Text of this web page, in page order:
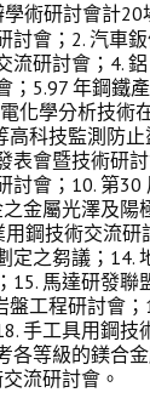
術研討會計20
討會；2. 汽車
流研討會；4.
；5.97 年鋼鐵
電化學分析技
高科技監測防
表會暨技術研
討會；10. 第
金屬光澤及陽
用鋼技術交流研
定之芻議；14.
15. 馬達研發聯
盤工程研討會；
手工具用鋼技
各等級的鎂合
流研討會。